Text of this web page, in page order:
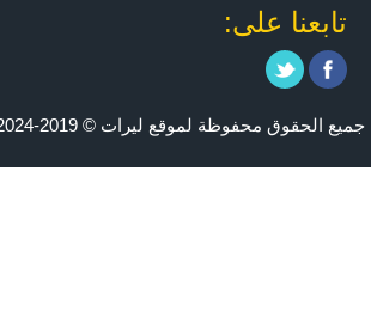
تابعنا على:
جميع الحقوق محفوظة لموقع ليرات © 2019-2024